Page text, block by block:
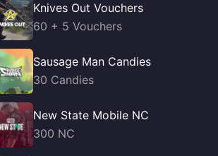
Knives Out Vouchers
60 + 5 Vouchers
Sausage Man Candies
30 Candies
New State Mobile NC
300 NC